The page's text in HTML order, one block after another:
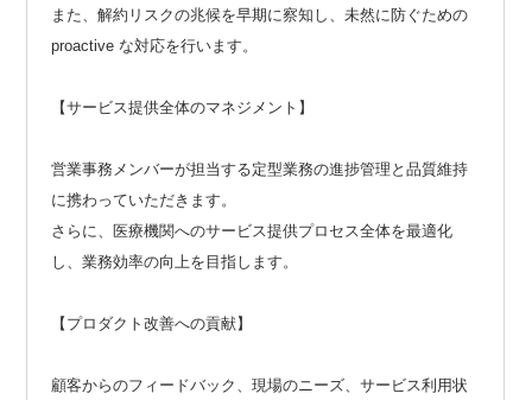
また、解約リスクの兆候を早期に察知し、未然に防ぐための
proactive な対応を行います。
【サービス提供全体のマネジメント】
営業事務メンバーが担当する定型業務の進捗管理と品質維持
に携わっていただきます。
さらに、医療機関へのサービス提供プロセス全体を最適化
し、業務効率の向上を目指します。
【プロダクト改善への貢献】
顧客からのフィードバック、現場のニーズ、サービス利用状